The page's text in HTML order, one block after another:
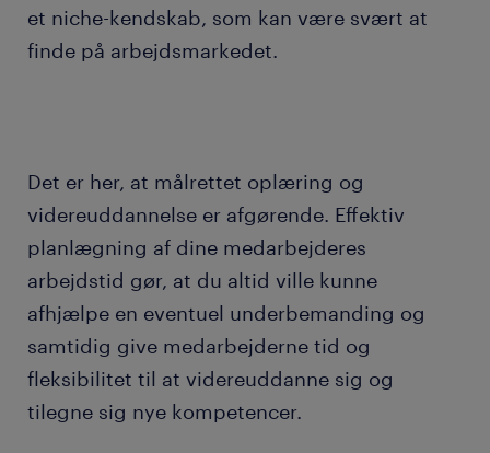
et niche-kendskab, som kan være svært at
finde på arbejdsmarkedet.
Det er her, at målrettet oplæring og
videreuddannelse er afgørende. Effektiv
planlægning af dine medarbejderes
arbejdstid gør, at du altid ville kunne
afhjælpe en eventuel underbemanding og
samtidig give medarbejderne tid og
fleksibilitet til at videreuddanne sig og
tilegne sig nye kompetencer.